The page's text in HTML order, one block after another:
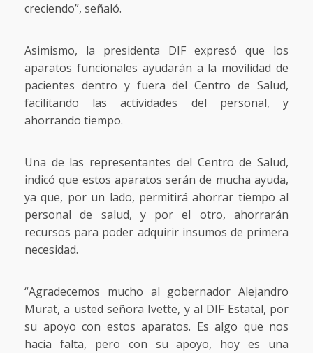
creciendo”, señaló.
Asimismo, la presidenta DIF expresó que los
aparatos funcionales ayudarán a la movilidad de
pacientes dentro y fuera del Centro de Salud,
facilitando las actividades del personal, y
ahorrando tiempo.
Una de las representantes del Centro de Salud,
indicó que estos aparatos serán de mucha ayuda,
ya que, por un lado, permitirá ahorrar tiempo al
personal de salud, y por el otro, ahorrarán
recursos para poder adquirir insumos de primera
necesidad.
“Agradecemos mucho al gobernador Alejandro
Murat, a usted señora Ivette, y al DIF Estatal, por
su apoyo con estos aparatos. Es algo que nos
hacia falta, pero con su apoyo, hoy es una